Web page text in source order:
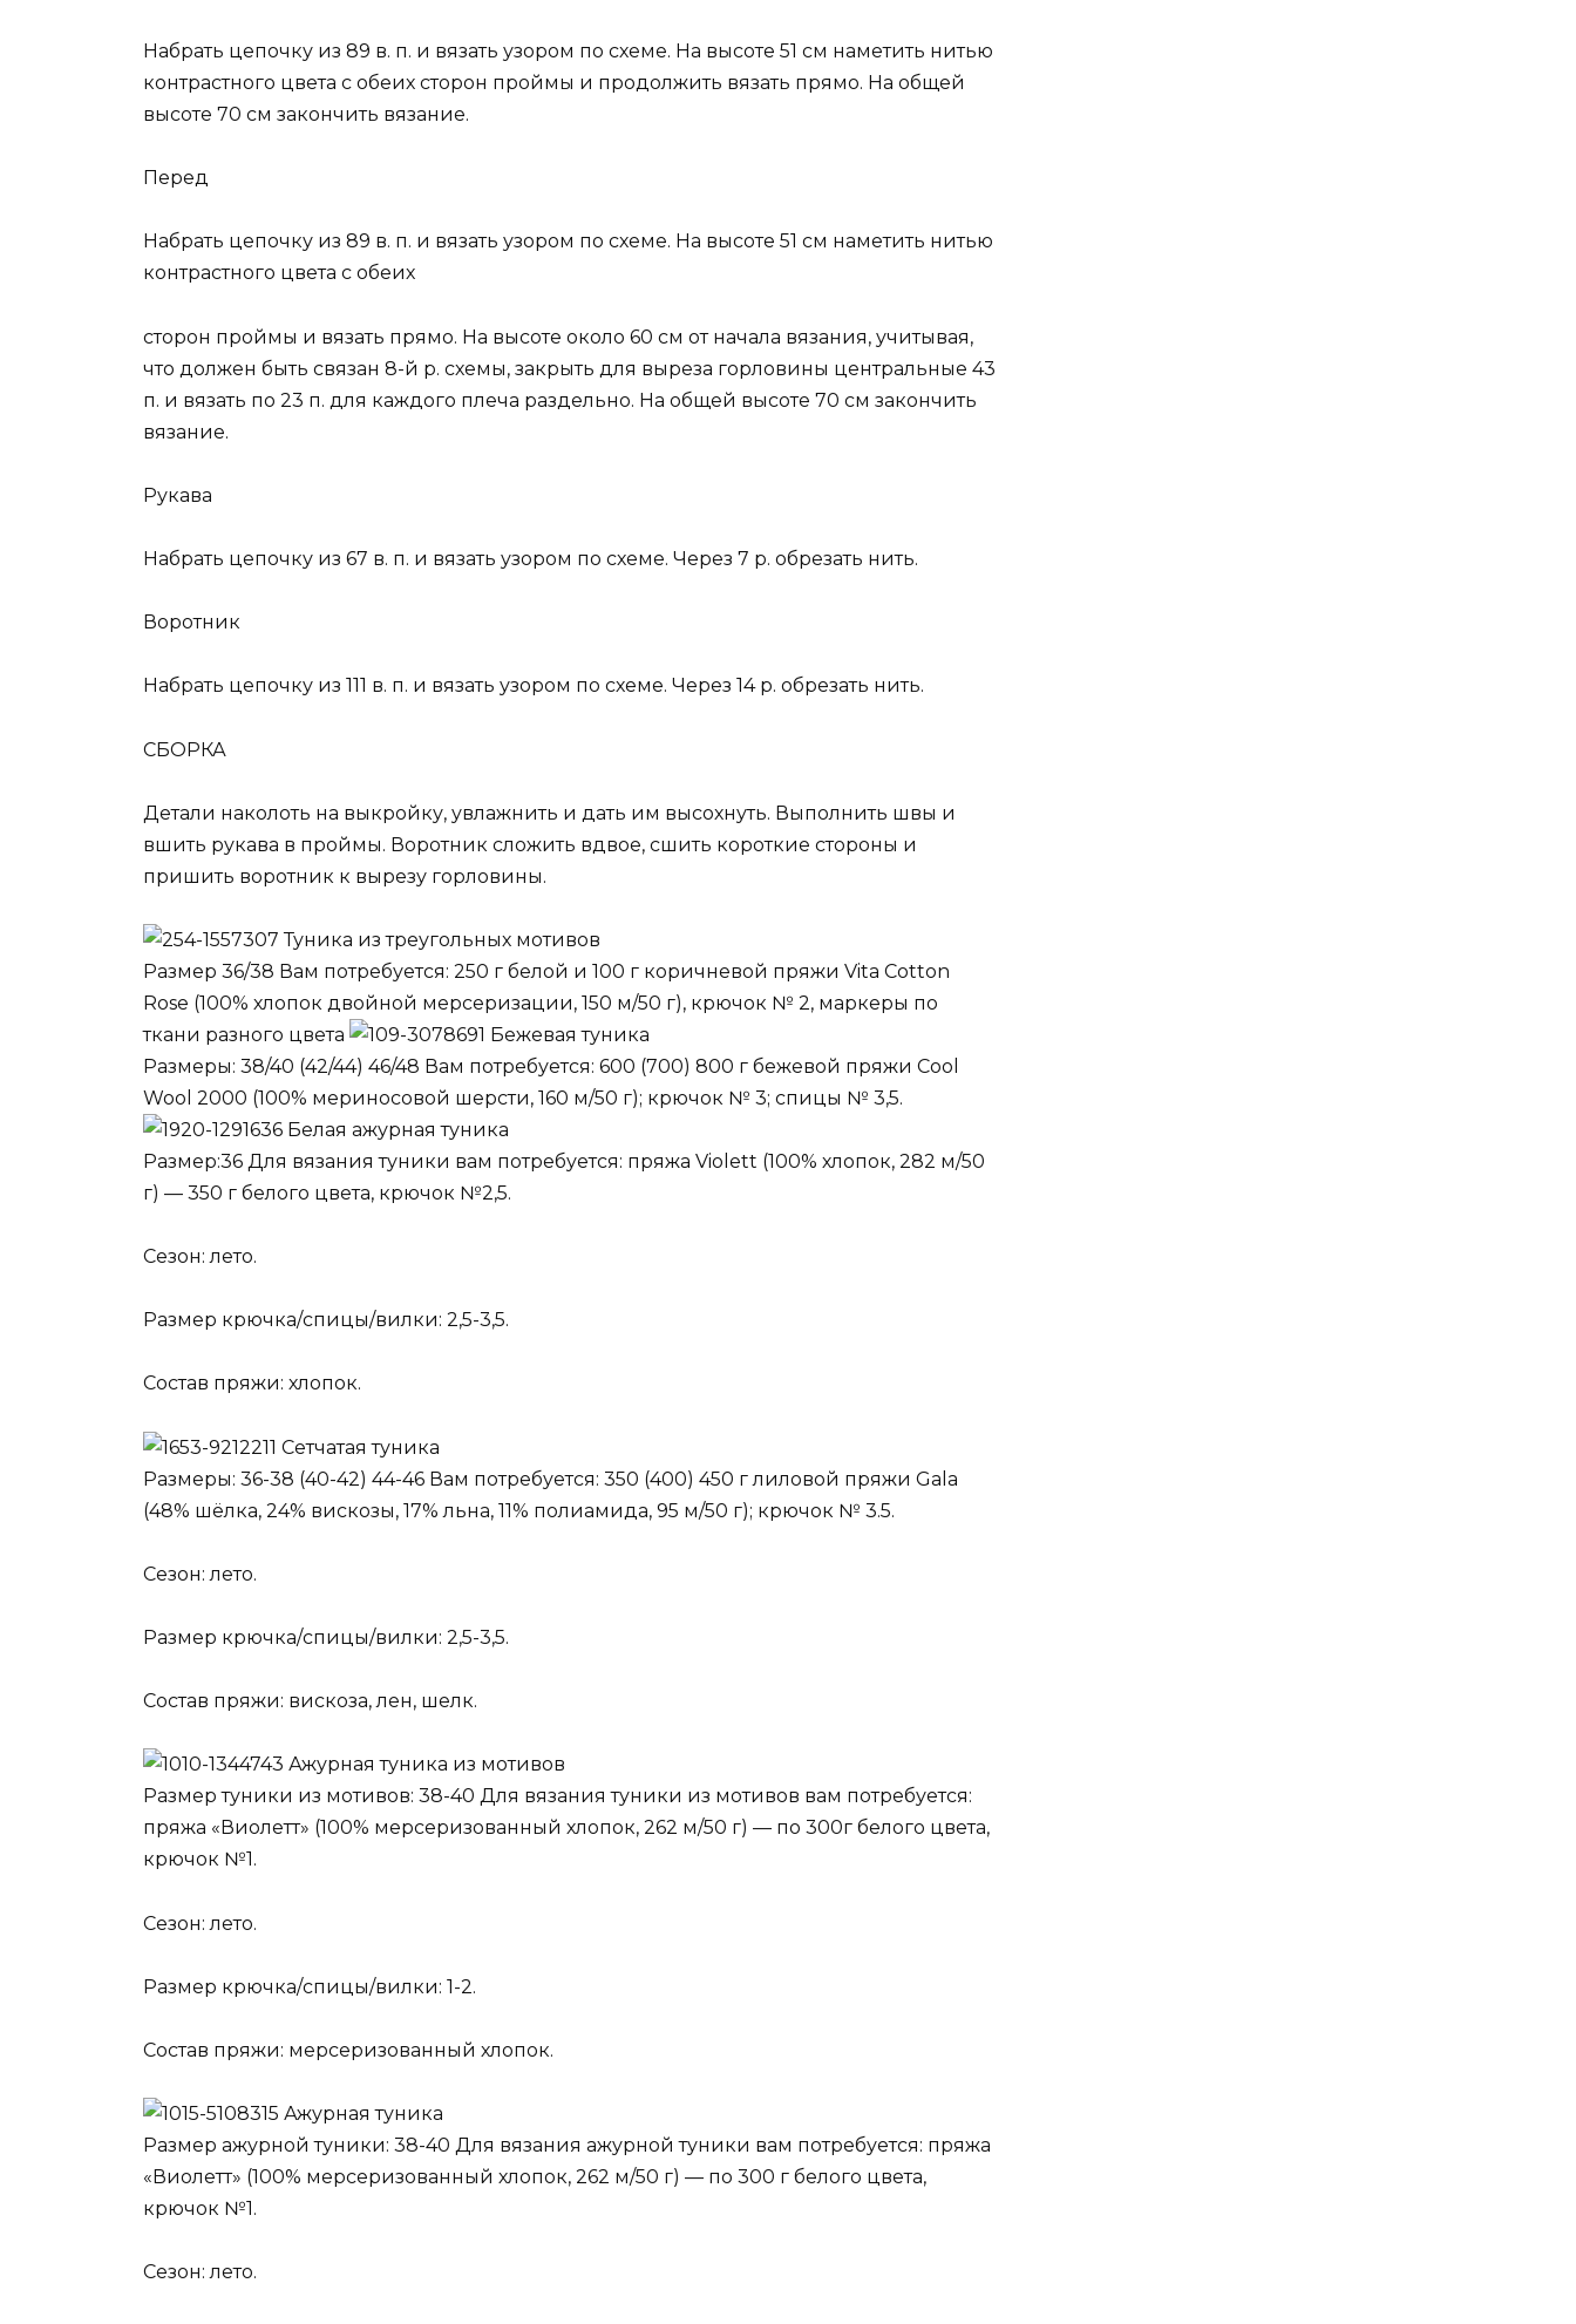
Набрать цепочку из 89 в. п. и вязать узором по схеме. На высоте 51 см наметить нитью
контрастного цвета с обеих сторон проймы и продолжить вязать прямо. На общей
высоте 70 см закончить вязание.
Перед
Набрать цепочку из 89 в. п. и вязать узором по схеме. На высоте 51 см наметить нитью
контрастного цвета с обеих
сторон проймы и вязать прямо. На высоте около 60 см от начала вязания, учитывая,
что должен быть связан 8-й р. схемы, закрыть для выреза горловины центральные 43
п. и вязать по 23 п. для каждого плеча раздельно. На общей высоте 70 см закончить
вязание.
Рукава
Набрать цепочку из 67 в. п. и вязать узором по схеме. Через 7 р. обрезать нить.
Воротник
Набрать цепочку из 111 в. п. и вязать узором по схеме. Через 14 р. обрезать нить.
СБОРКА
Детали наколоть на выкройку, увлажнить и дать им высохнуть. Выполнить швы и
вшить рукава в проймы. Воротник сложить вдвое, сшить короткие стороны и
пришить воротник к вырезу горловины.
Туника из треугольных мотивов
Размер 36/38 Вам потребуется: 250 г белой и 100 г коричневой пряжи Vita Cotton
Rose (100% хлопок двойной мерсеризации, 150 м/50 г), крючок № 2, маркеры по
ткани разного цвета
Бежевая туника
Размеры: 38/40 (42/44) 46/48 Вам потребуется: 600 (700) 800 г бежевой пряжи Сооl
Wool 2000 (100% мериносовой шерсти, 160 м/50 г); крючок № 3; спицы № 3,5.
Белая ажурная туника
Размер:36 Для вязания туники вам потребуется: пряжа Violett (100% хлопок, 282 м/50
г) — 350 г белого цвета, крючок №2,5.
Сезон: лето.
Размер крючка/спицы/вилки: 2,5-3,5.
Состав пряжи: хлопок.
Сетчатая туника
Размеры: 36-38 (40-42) 44-46 Вам потребуется: 350 (400) 450 г лиловой пряжи Gala
(48% шёлка, 24% вискозы, 17% льна, 11% полиамида, 95 м/50 г); крючок № 3.5.
Сезон: лето.
Размер крючка/спицы/вилки: 2,5-3,5.
Состав пряжи: вискоза, лен, шелк.
Ажурная туника из мотивов
Размер туники из мотивов: 38-40 Для вязания туники из мотивов вам потребуется:
пряжа «Виолетт» (100% мерсеризованный хлопок, 262 м/50 г) — по 300г белого цвета,
крючок №1.
Сезон: лето.
Размер крючка/спицы/вилки: 1-2.
Состав пряжи: мерсеризованный хлопок.
Ажурная туника
Размер ажурной туники: 38-40 Для вязания ажурной туники вам потребуется: пряжа
«Виолетт» (100% мерсеризованный хлопок, 262 м/50 г) — по 300 г белого цвета,
крючок №1.
Сезон: лето.